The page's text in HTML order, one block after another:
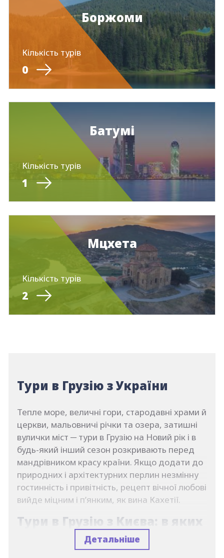
Мцхета
Кількість турів
2
Боржоми
Кількість турів
0
Батумі
Кількість турів
1
Тури в Грузію з України
Тепле море, величні гори, стародавні храми й
церкви, мальовничі річки та озера, затишні
вулички міст ─ тури в Грузію на Новий рік і в
будь-який інший сезон розкривають перед
мандрівником красу країни. Якщо додати до
природних і архітектурних перлин незмінну
гостинність і привітність, рецепт вічної любові
вийде міцним і п’янким, як вина Кахетії.
Тури в Грузію з Києва: в яких
містах варто побувати
Детальніше